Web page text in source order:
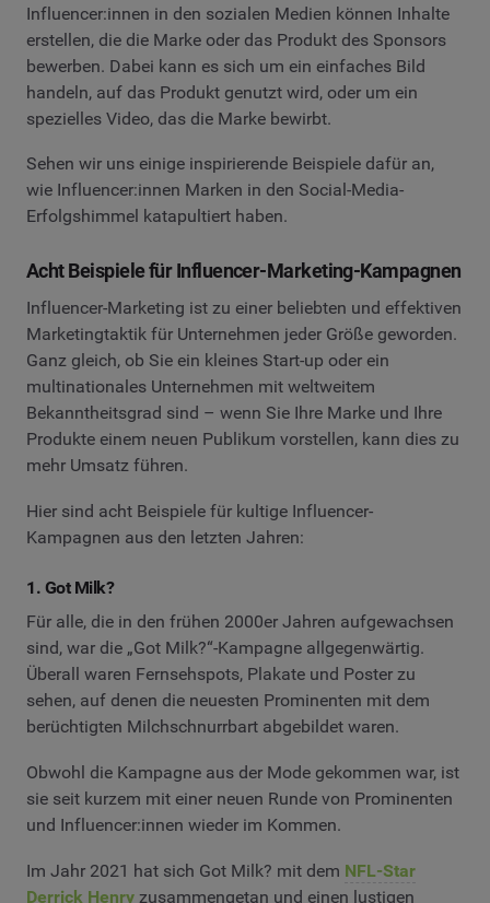
Influencer:innen in den sozialen Medien können Inhalte
erstellen, die die Marke oder das Produkt des Sponsors
bewerben. Dabei kann es sich um ein einfaches Bild
handeln, auf das Produkt genutzt wird, oder um ein
spezielles Video, das die Marke bewirbt.
Sehen wir uns einige inspirierende Beispiele dafür an,
wie Influencer:innen Marken in den Social-Media-
Erfolgshimmel katapultiert haben.
Acht Beispiele für Influencer-Marketing-Kampagnen
Influencer-Marketing ist zu einer beliebten und effektiven
Marketingtaktik für Unternehmen jeder Größe geworden.
Ganz gleich, ob Sie ein kleines Start-up oder ein
multinationales Unternehmen mit weltweitem
Bekanntheitsgrad sind – wenn Sie Ihre Marke und Ihre
Produkte einem neuen Publikum vorstellen, kann dies zu
mehr Umsatz führen.
Hier sind acht Beispiele für kultige Influencer-
Kampagnen aus den letzten Jahren:
1. Got Milk?
Für alle, die in den frühen 2000er Jahren aufgewachsen
sind, war die „Got Milk?“-Kampagne allgegenwärtig.
Überall waren Fernsehspots, Plakate und Poster zu
sehen, auf denen die neuesten Prominenten mit dem
berüchtigten Milchschnurrbart abgebildet waren.
Obwohl die Kampagne aus der Mode gekommen war, ist
sie seit kurzem mit einer neuen Runde von Prominenten
und Influencer:innen wieder im Kommen.
Im Jahr 2021 hat sich Got Milk? mit dem NFL-Star
Derrick Henry zusammengetan und einen lustigen